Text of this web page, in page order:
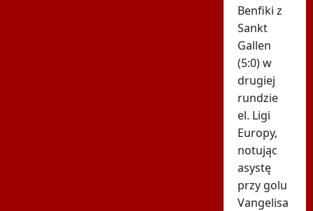
Benfiki z
Sankt
Gallen
(5:0) w
drugiej
rundzie
el. Ligi
Europy,
notując
asystę
przy golu
Vangelisa